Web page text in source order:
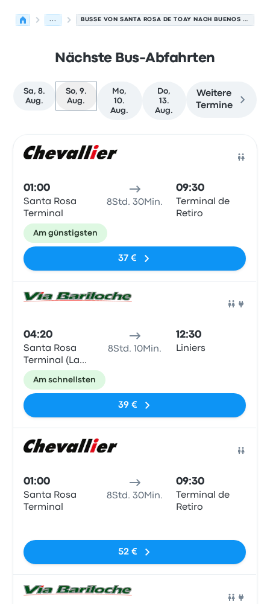
... BUSSE VON SANTA ROSA DE TOAY NACH BUENOS AIRES
Nächste Bus-Abfahrten
Sa, 8.
Aug.
So, 9.
Aug.
Mo,
10.
Aug.
Do,
13.
Aug.
Weitere
Termine
01:00
Santa Rosa
Terminal
8Std. 30Min.
09:30
Terminal de
Retiro
Am günstigsten
37 €
04:20
Santa Rosa
Terminal (La
Pampa - ARG)
8Std. 10Min.
12:30
Liniers
Am schnellsten
39 €
01:00
Santa Rosa
Terminal
8Std. 30Min.
09:30
Terminal de
Retiro
52 €